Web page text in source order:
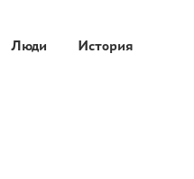
Люди История